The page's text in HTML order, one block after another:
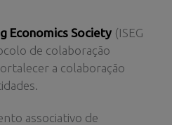
Economics Society (ISEG
de colaboração
a colaboração
associativo de